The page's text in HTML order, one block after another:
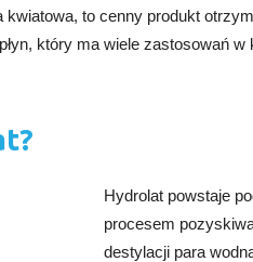
kwiatowa, to cenny produkt
który ma wiele zastosowań
Hydrolat powstaje
procesem
destylacji para